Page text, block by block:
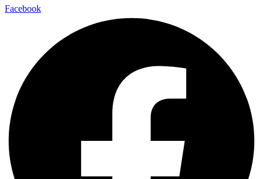
Facebook